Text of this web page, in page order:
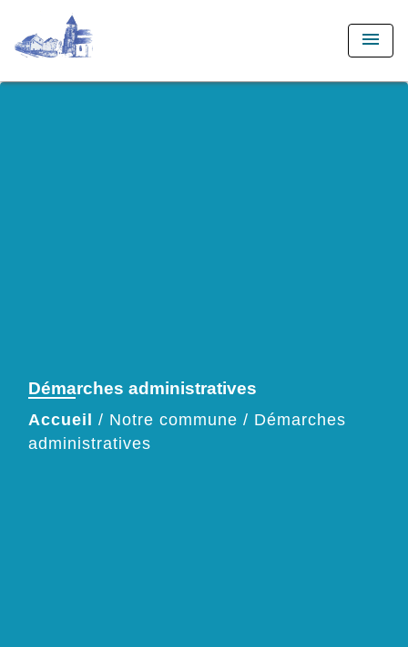
menu
Démarches administratives
Accueil / Notre commune / Démarches
administratives